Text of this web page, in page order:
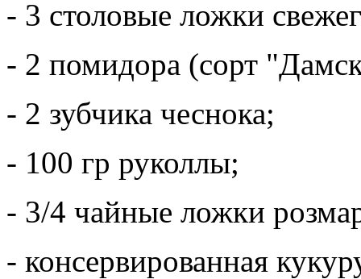
- 3 столовые ложки
- 2 помидора (сорт
- 2 зубчика чеснока;
- 100 гр руколлы;
- 3/4 чайные ложки
- консервированная